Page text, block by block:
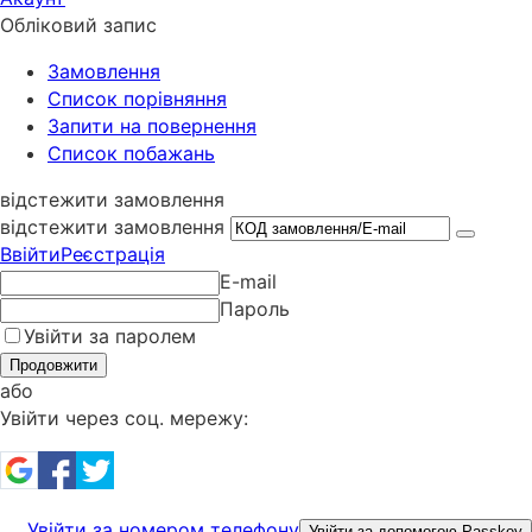
Обліковий запис
Замовлення
Cписок порівняння
Запити на повернення
Список побажань
відстежити замовлення
відстежити замовлення
ВвійтиРеєстрація
E-mail
Пароль
Увійти за паролем
Продовжити
або
Увійти через соц. мережу: